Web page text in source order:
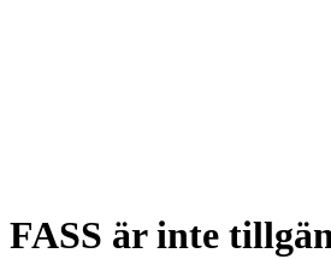
FASS är inte